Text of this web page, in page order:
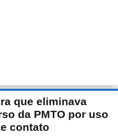
que eliminava
da PMTO por uso
contato